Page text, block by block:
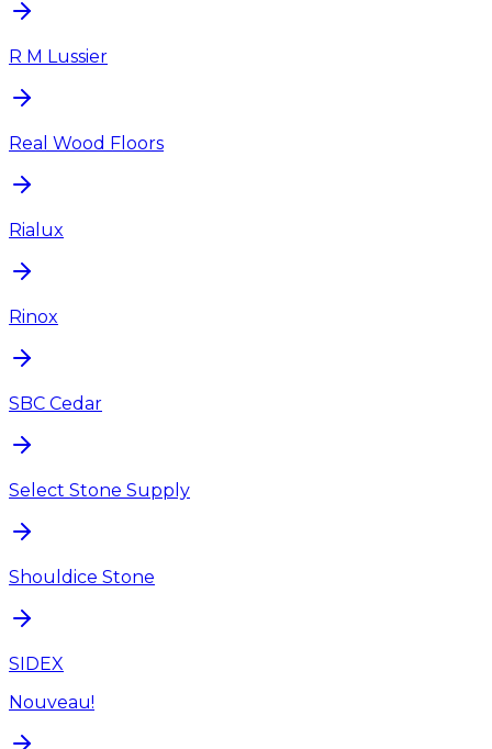
R M Lussier
Real Wood Floors
Rialux
Rinox
SBC Cedar
Select Stone Supply
Shouldice Stone
SIDEX
Nouveau!